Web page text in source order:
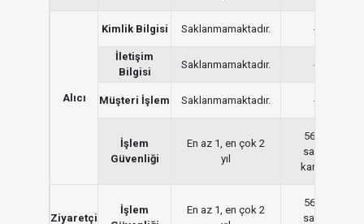
Alıcı
Kimlik Bilgisi Saklanmamaktadır. -
İletişim
Bilgisi
Saklanmamaktadır. -
Müşteri İşlem Saklanmamaktadır. -
İşlem
Güvenliği
En az 1, en çok 2
yıl
5651
sayılı
kanun
Ziyaretçi
İşlem
En az 1, en çok 2
5651
sayılı